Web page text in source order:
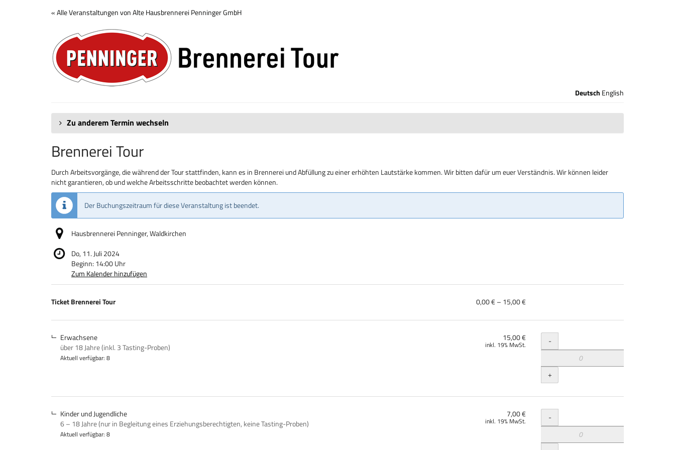
« Alle Veranstaltungen von Alte Hausbrennerei Penninger GmbH
Brennerei
Tour
Deutsch English
Zu anderem Termin wechseln
Brennerei Tour
Durch Arbeitsvorgänge, die während der Tour stattfinden, kann es in Brennerei und Abfüllung zu einer erhöhten Lautstärke kommen. Wir bitten dafür um euer Verständnis. Wir können leider
nicht garantieren, ob und welche Arbeitsschritte beobachtet werden können.
Der Buchungszeitraum für diese Veranstaltung ist beendet.
Hausbrennerei Penninger, Waldkirchen
Do, 11. Juli 2024
Beginn: 14:00Uhr
Zum Kalender hinzufügen
Produkte
Produkte
Ticket Brennerei Tour
von
bis
0,00 € – 15,00 €
Erwachsene
über 18 Jahre (inkl. 3 Tasting-Proben)
Aktuell verfügbar: 8
15,00 €
inkl. 19% MwSt. Menge
-
+
Kinder und Jugendliche
6 – 18 Jahre (nur in Begleitung eines Erziehungsberechtigten, keine Tasting-Proben)
Aktuell verfügbar: 8
7,00 €
inkl. 19% MwSt. Menge
-